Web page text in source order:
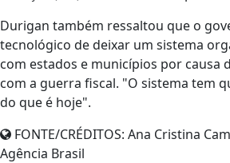
Durigan também ressaltou que o
tecnológico de deixar um sistema
com estados e municípios por causa
com a guerra fiscal. "O sistema tem
do que é hoje".
FONTE/CRÉDITOS: Ana Cristina
Agência Brasil